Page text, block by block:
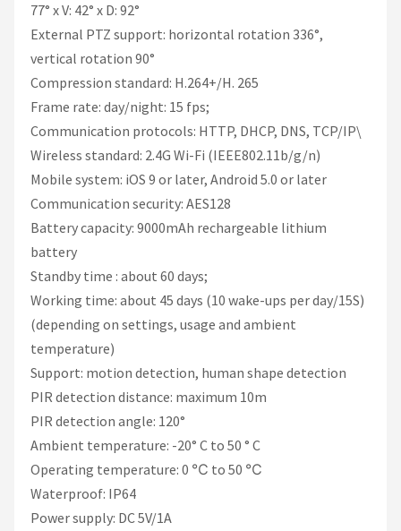
77° x V: 42° x D: 92°
External PTZ support: horizontal rotation 336°,
vertical rotation 90°
Compression standard: H.264+/H. 265
Frame rate: day/night: 15 fps;
Communication protocols: HTTP, DHCP, DNS, TCP/IP\
Wireless standard: 2.4G Wi-Fi (IEEE802.11b/g/n)
Mobile system: iOS 9 or later, Android 5.0 or later
Communication security: AES128
Battery capacity: 9000mAh rechargeable lithium
battery
Standby time : about 60 days;
Working time: about 45 days (10 wake-ups per day/15S)
(depending on settings, usage and ambient
temperature)
Support: motion detection, human shape detection
PIR detection distance: maximum 10m
PIR detection angle: 120°
Ambient temperature: -20° C to 50 ° C
Operating temperature: 0 ℃ to 50 ℃
Waterproof: IP64
Power supply: DC 5V/1A